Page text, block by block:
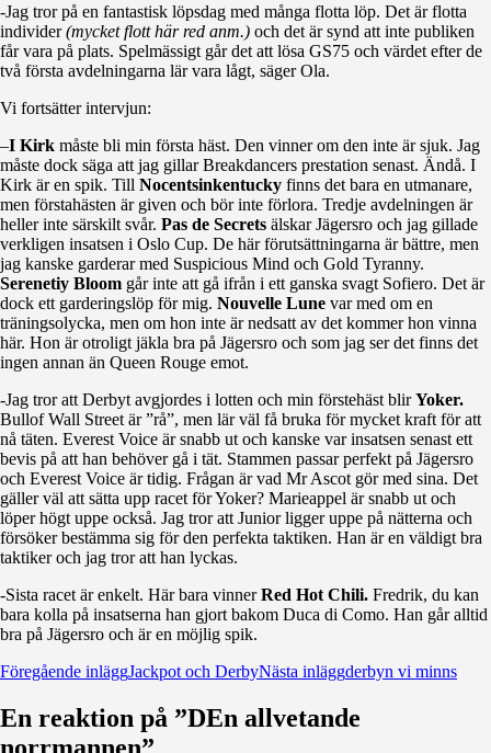
-Jag tror på en fantastisk löpsdag med många flotta löp. Det är flotta
individer(mycket flott här red anm.) och det är synd att inte publiken
får vara på plats. Spelmässigt går det att lösa GS75 och värdet efter de
två första avdelningarna lär vara lågt, säger Ola.
Vi fortsätter intervjun:
–I Kirk måste bli min första häst. Den vinner om den inte är sjuk. Jag
måste dock säga att jag gillar Breakdancers prestation senast. Ändå. I
Kirk är en spik. Till Nocentsinkentucky finns det bara en utmanare,
men förstahästen är given och bör inte förlora. Tredje avdelningen är
heller inte särskilt svår. Pas de Secrets älskar Jägersro och jag gillade
verkligen insatsen i Oslo Cup. De här förutsättningarna är bättre, men
jag kanske garderar med Suspicious Mind och Gold Tyranny.
Serenetiy Bloom går inte att gå ifrån i ett ganska svagt Sofiero. Det är
dock ett garderingslöp för mig. Nouvelle Lune var med om en
träningsolycka, men om hon inte är nedsatt av det kommer hon vinna
här. Hon är otroligt jäkla bra på Jägersro och som jag ser det finns det
ingen annan än Queen Rouge emot.
-Jag tror att Derbyt avgjordes i lotten och min förstehäst blirYoker.
Bullof Wall Street är ”rå”, men lär väl få bruka för mycket kraft för att
nå täten. Everest Voice är snabb ut och kanske var insatsen senast ett
bevis på att han behöver gå i tät. Stammen passar perfekt på Jägersro
och Everest Voice är tidig. Frågan är vad Mr Ascot gör med sina. Det
gäller väl att sätta upp racet för Yoker? Marieappel är snabb ut och
löper högt uppe också. Jag tror att Junior ligger uppe på nätterna och
försöker bestämma sig för den perfekta taktiken. Han är en väldigt bra
taktiker och jag tror att han lyckas.
-Sista racet är enkelt. Här bara vinnerRed Hot Chili. Fredrik, du kan
bara kolla på insatserna han gjort bakom Duca di Como. Han går alltid
bra på Jägersro och är en möjlig spik.
Inläggsnavigering
Föregående inläggJackpot och DerbyNästa inläggderbyn vi minns
En reaktion på ”DEn allvetande
norrmannen”